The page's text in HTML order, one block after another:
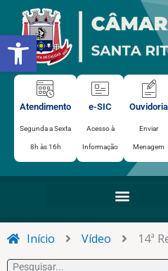
Abrir a barra de ferramentas
para
conteúdo
Atendimento
Segunda a Sexta
8h às 16h
e-SIC
Acesso à
Informação
Ouvidoria
Enviar
Menagem
Início Vídeo
14ª
Pesquisar